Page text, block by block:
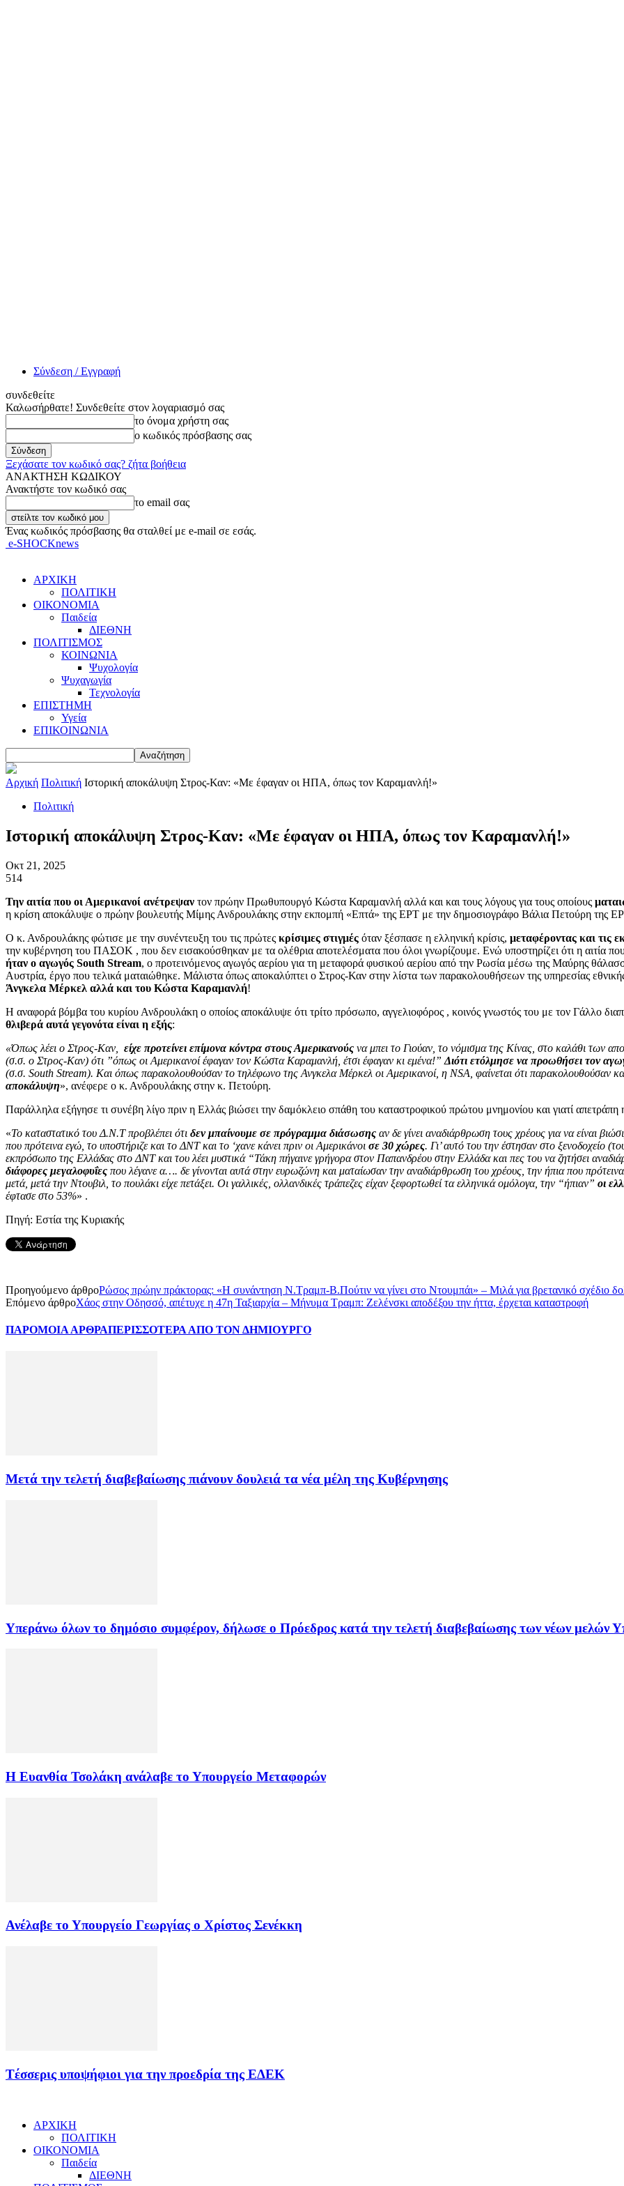
Σύνδεση / Εγγραφή
συνδεθείτε
Καλωσήρθατε! Συνδεθείτε στον λογαριασμό σας
το όνομα χρήστη σας
ο κωδικός πρόσβασης σας
Ξεχάσατε τον κωδικό σας? ζήτα βοήθεια
ΑΝΑΚΤΗΣΗ ΚΩΔΙΚΟΥ
Ανακτήστε τον κωδικό σας
το email σας
Ένας κωδικός πρόσβασης θα σταλθεί με e-mail σε εσάς.
e-SHOCKnews
ΑΡΧΙΚΗ
ΠΟΛΙΤΙΚΗ
ΟΙΚΟΝΟΜΙΑ
Παιδεία
ΔΙΕΘΝΗ
ΠΟΛΙΤΙΣΜΟΣ
ΚΟΙΝΩΝΙΑ
Ψυχολογία
Ψυχαγωγία
Τεχνολογία
ΕΠΙΣΤΗΜΗ
Υγεία
ΕΠΙΚΟΙΝΩΝΙΑ
Αρχική Πολιτική Ιστορική αποκάλυψη Στρος-Καν: «Με έφαγαν οι ΗΠΑ, όπως τον Καραμανλή!»
Πολιτική
Ιστορική αποκάλυψη Στρος-Καν: «Με έφαγαν οι ΗΠΑ, όπως τον Καραμανλή!»
Οκτ 21, 2025
514
Την αιτία που οι Αμερικανοί ανέτρεψαν τον πρώην Πρωθυπουργό Κώστα Καραμανλή αλλά και και τους λόγους για τους οποίους
η κρίση αποκάλυψε ο πρώην βουλευτής Μίμης Ανδρουλάκης στην εκπομπή «Επτά» της ΕΡΤ με την δημοσιογράφο Βάλια Πετούρη της
Ο κ. Ανδρουλάκης φώτισε με την συνέντευξη του τις πρώτες κρίσιμες στιγμές όταν ξέσπασε η ελληνική κρίσις, μεταφέροντας και τις
την κυβέρνηση του ΠΑΣΟΚ , που δεν εισακούσθηκαν με τα ολέθρια αποτελέσματα που όλοι γνωρίζουμε. Ενώ υποστηρίζει ότι η αιτία
ήταν ο αγωγός South Stream, ο προτεινόμενος αγωγός αερίου για τη μεταφορά φυσικού αερίου από την Ρωσία μέσω της Μαύρης
Αυστρία, έργο που τελικά ματαιώθηκε. Μάλιστα όπως αποκαλύπτει ο Στρος-Καν στην λίστα των παρακολουθήσεων της υπηρεσίας
Άνγκελα Μέρκελ αλλά και του Κώστα Καραμανλή!
Η αναφορά βόμβα του κυρίου Ανδρουλάκη ο οποίος αποκάλυψε ότι τρίτο πρόσωπο, αγγελιοφόρος , κοινός γνωστός του με τον Γάλλο
θλιβερά αυτά γεγονότα είναι η εξής:
«Όπως λέει ο Στρος-Καν, είχε προτείνει επίμονα κόντρα στους Αμερικανούς να μπει το Γιούαν, το νόμισμα της Κίνας, στο καλάθι των
(σ.σ. ο Στρος-Καν) ότι ”όπως οι Αμερικανοί έφαγαν τον Κώστα Καραμανλή, έτσι έφαγαν κι εμένα!” Διότι ετόλμησε να προωθήσει τον
(σ.σ. South Stream). Και όπως παρακολουθούσαν το τηλέφωνο της Ανγκελα Μέρκελ οι Aμερικανοί, η NSA, φαίνεται ότι παρακολουθούσαν
αποκάλυψη», ανέφερε ο κ. Ανδρουλάκης στην κ. Πετούρη.
Παράλληλα εξήγησε τι συνέβη λίγο πριν η Ελλάς βιώσει την δαμόκλειο σπάθη του καταστροφικού πρώτου μνημονίου και γιατί
«Το καταστατικό του Δ.Ν.Τ προβλέπει ότι δεν μπαίνουμε σε πρόγραμμα διάσωσης αν δε γίνει αναδιάρθρωση τους χρέους για να είναι
που πρότεινα εγώ, το υποστήριζε και το ΔΝΤ και το ‘χανε κάνει πριν οι Αμερικάνοι σε 30 χώρες. Γι’ αυτό του την έστησαν στο ξενοδοχείο
εκπρόσωπο της Ελλάδας στο ΔΝΤ και του λέει μυστικά “Τάκη πήγαινε γρήγορα στον Παπανδρέου στην Ελλάδα και πες του να ζητήσει
διάφορες μεγαλοφυΐες που λέγανε α…. δε γίνονται αυτά στην ευρωζώνη και ματαίωσαν την αναδιάρθρωση του χρέους, την ήπια που
μετά, μετά την Ντουβιλ, το πουλάκι είχε πετάξει. Οι γαλλικές, ολλανδικές τράπεζες είχαν ξεφορτωθεί τα ελληνικά ομόλογα, την “ήπιαν” οι
έφτασε στο 53%» .
Πηγή: Εστία της Κυριακής
Προηγούμενο άρθροΡώσος πρώην πράκτορας: «Η συνάντηση Ν.Τραμπ-Β.Πούτιν να γίνει στο Ντουμπάι» – Μιλά για βρετανικό σχέδιο
Επόμενο άρθροΧάος στην Οδησσό, απέτυχε η 47η Ταξιαρχία – Μήνυμα Τραμπ: Zελένσκι αποδέξου την ήττα, έρχεται καταστροφή
ΠΑΡΟΜΟΙΑ ΑΡΘΡΑΠΕΡΙΣΣΟΤΕΡΑ ΑΠΟ ΤΟΝ ΔΗΜΙΟΥΡΓΟ
Μετά την τελετή διαβεβαίωσης πιάνουν δουλειά τα νέα μέλη της Κυβέρνησης
Υπεράνω όλων το δημόσιο συμφέρον, δήλωσε ο Πρόεδρος κατά την τελετή διαβεβαίωσης των νέων μελών
Η Ευανθία Τσολάκη ανάλαβε το Υπουργείο Μεταφορών
Ανέλαβε το Υπουργείο Γεωργίας ο Χρίστος Σενέκκη
Tέσσερις υποψήφιοι για την προεδρία της ΕΔΕΚ
ΑΡΧΙΚΗ
ΠΟΛΙΤΙΚΗ
ΟΙΚΟΝΟΜΙΑ
Παιδεία
ΔΙΕΘΝΗ